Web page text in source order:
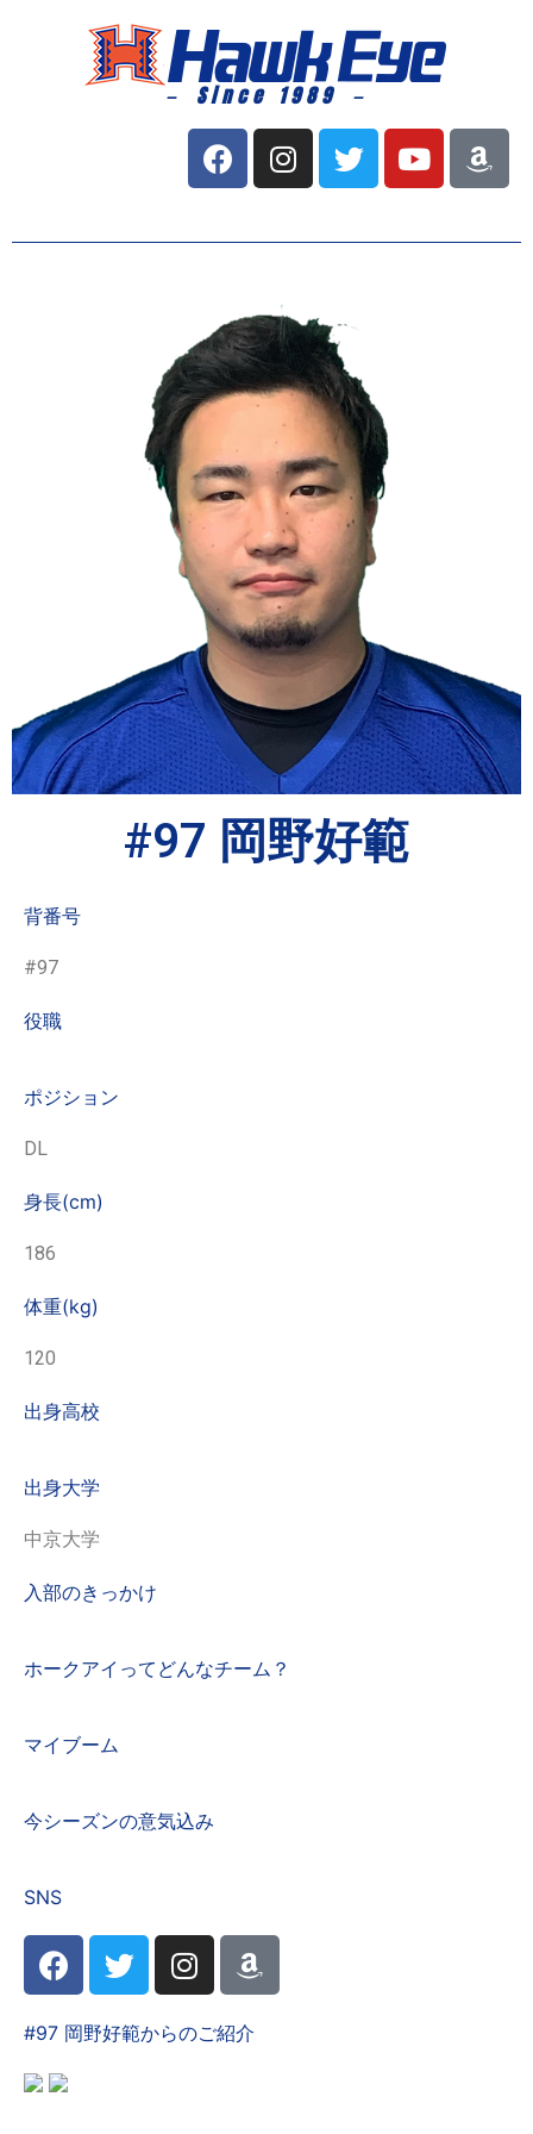
－ Since 1989 －
#97 岡野好範
背番号
#97
役職
ポジション
DL
身長(cm)
186
体重(kg)
120
出身高校
出身大学
中京大学
入部のきっかけ
ホークアイってどんなチーム？
マイブーム
今シーズンの意気込み
SNS
#97 岡野好範からのご紹介